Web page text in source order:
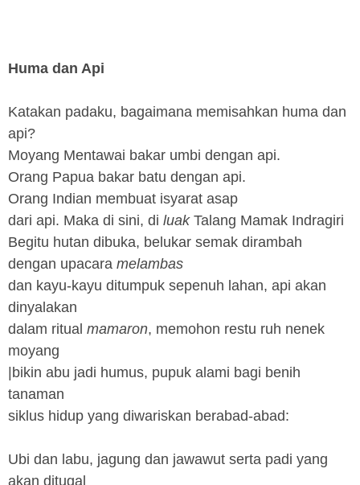
Huma dan Api
Katakan padaku, bagaimana memisahkan huma dan
api?
Moyang Mentawai bakar umbi dengan api.
Orang Papua bakar batu dengan api.
Orang Indian membuat isyarat asap
dari api. Maka di sini, di luakTalang Mamak Indragiri
Begitu hutan dibuka, belukar semak dirambah
dengan upacara melambas
dan kayu-kayu ditumpuk sepenuh lahan, api akan
dinyalakan
dalam ritual mamaron, memohon restu ruh nenek
moyang
|bikin abu jadi humus, pupuk alami bagi benih
tanaman
siklus hidup yang diwariskan berabad-abad:
Ubi dan labu, jagung dan jawawut serta padi yang
akan ditugal